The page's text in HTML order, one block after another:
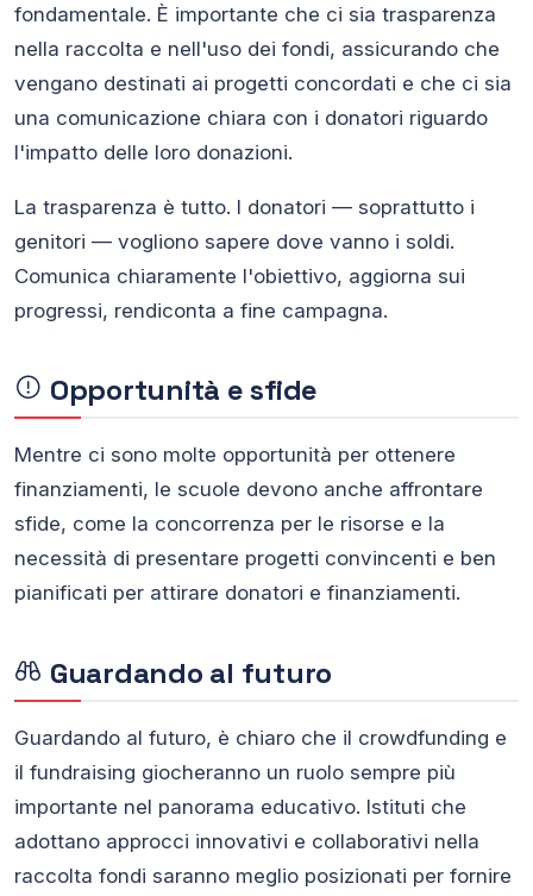
fondamentale. È importante che ci sia trasparenza
nella raccolta e nell'uso dei fondi, assicurando che
vengano destinati ai progetti concordati e che ci sia
una comunicazione chiara con i donatori riguardo
l'impatto delle loro donazioni.
La trasparenza è tutto. I donatori — soprattutto i
genitori — vogliono sapere dove vanno i soldi.
Comunica chiaramente l'obiettivo, aggiorna sui
progressi, rendiconta a fine campagna.
Opportunità e sfide
Mentre ci sono molte opportunità per ottenere
finanziamenti, le scuole devono anche affrontare
sfide, come la concorrenza per le risorse e la
necessità di presentare progetti convincenti e ben
pianificati per attirare donatori e finanziamenti.
Guardando al futuro
Guardando al futuro, è chiaro che il crowdfunding e
il fundraising giocheranno un ruolo sempre più
importante nel panorama educativo. Istituti che
adottano approcci innovativi e collaborativi nella
raccolta fondi saranno meglio posizionati per fornire